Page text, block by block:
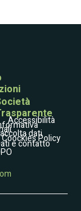
Accessibilità
dati
Coockies Policy
e contatto